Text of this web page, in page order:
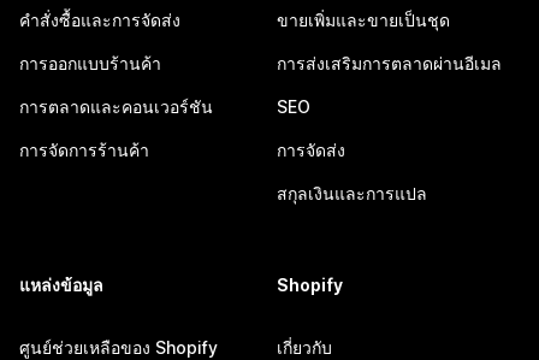
คำสั่งซื้อและการจัดส่ง
การออกแบบร้านค้า
การตลาดและคอนเวอร์ชัน
การจัดการร้านค้า
ขายเพิ่มและขายเป็นชุด
การส่งเสริมการตลาดผ่านอีเมล
SEO
การจัดส่ง
สกุลเงินและการแปล
แหล่งข้อมูล
ศูนย์ช่วยเหลือของ Shopify
Shopify
เกี่ยวกับ